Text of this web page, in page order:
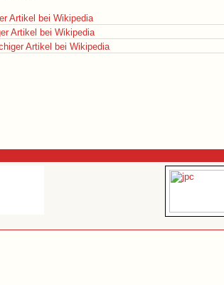
Artikel bei Wikipedia
Artikel bei Wikipedia
Artikel bei Wikipedia